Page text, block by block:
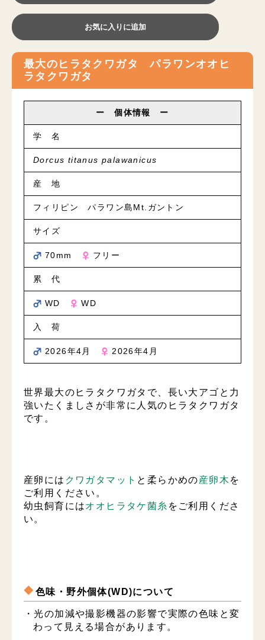
お気に入りに追加
最大のヒラタクワガタ パラワンオオヒ
ラタクワガタ
ー 個体情報 ー
学 名
Dorcus titanus palawanicus
産 地
フィリピン パラワン島Mt.ガントン
サイズ
70mm フリー
累 代
WD WD
入 荷
2026年4月 2026年4月
世界最大のヒラタクワガタで、長い大アゴと力
強いたくましさが非常に人気のヒラタクワガタ
です。
産卵には クワガタマット と柔らかめの産卵木 を
ご利用ください。
幼虫飼育にはオオヒラタケ菌糸 をご利用くださ
い。
色味・野外個体(WD)について
・光の加減や撮影機器の影響で実際の色味と変
わって見える場合があります。